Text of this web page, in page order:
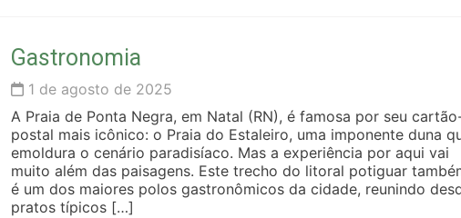
Gastronomia
1 de agosto de 2025
A Praia de Ponta Negra, em Natal (RN), é famosa por seu
postal mais icônico: o Praia do Estaleiro, uma imponente duna
emoldura o cenário paradisíaco. Mas a experiência por aqui vai
muito além das paisagens. Este trecho do litoral potiguar
é um dos maiores polos gastronômicos da cidade, reunindo
pratos típicos […]